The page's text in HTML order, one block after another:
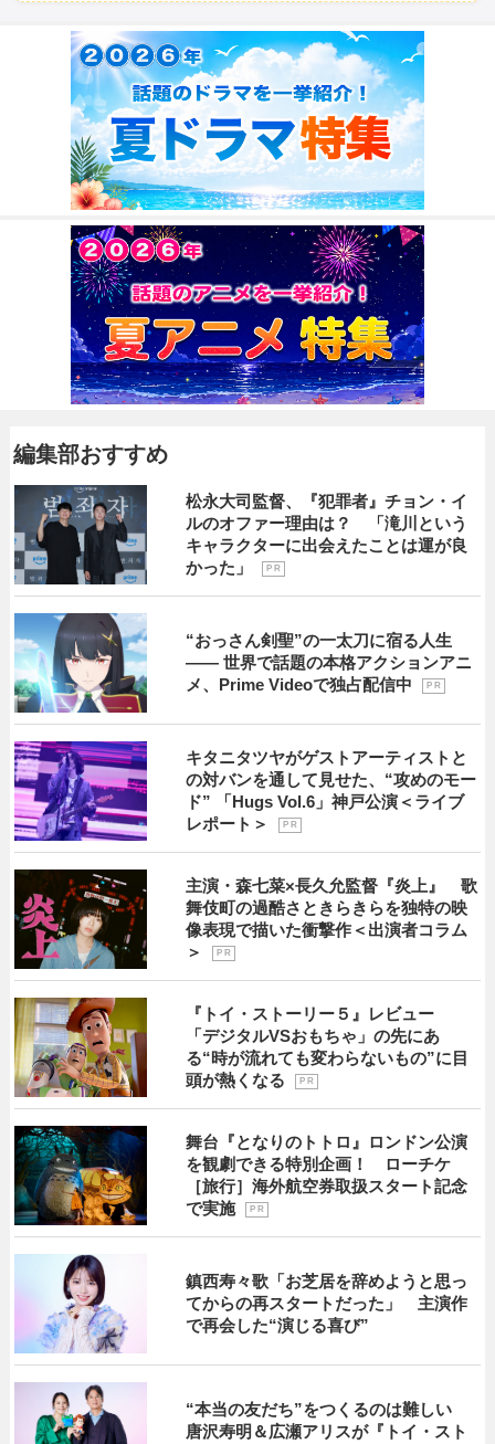
編集部おすすめ
松永大司監督、『犯罪者』チョン・イ
ルのオファー理由は？ 「滝川という
キャラクターに出会えたことは運が良
かった」
P R
“おっさん剣聖”の一太刀に宿る人生
―― 世界で話題の本格アクションアニ
メ、Prime Videoで独占配信中
P R
キタニタツヤがゲストアーティストと
の対バンを通して見せた、“攻めのモー
ド” 「Hugs Vol.6」神戸公演＜ライブ
レポート＞
P R
主演・森七菜×長久允監督『炎上』 歌
舞伎町の過酷さときらきらを独特の映
像表現で描いた衝撃作＜出演者コラム
＞
P R
『トイ・ストーリー５』レビュー
「デジタルVSおもちゃ」の先にあ
る“時が流れても変わらないもの”に目
頭が熱くなる
P R
舞台『となりのトトロ』ロンドン公演
を観劇できる特別企画！ ローチケ
［旅行］海外航空券取扱スタート記念
で実施
P R
鎮西寿々歌「お芝居を辞めようと思っ
てからの再スタートだった」 主演作
で再会した“演じる喜び”
“本当の友だち”をつくるのは難しい
唐沢寿明＆広瀬アリスが『トイ・スト